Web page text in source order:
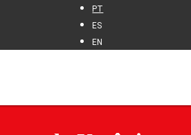
PT
ES
EN